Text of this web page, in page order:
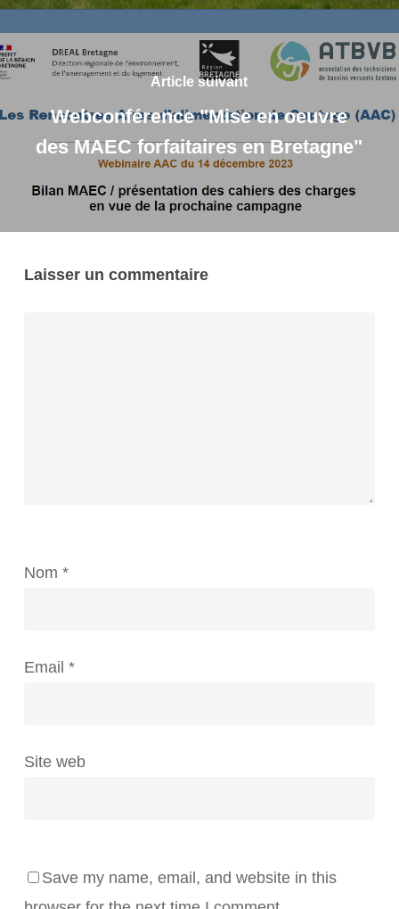
Article suivant
Webconférence "Mise en oeuvre
des MAEC forfaitaires en Bretagne"
Laisser un commentaire
Nom *
Email *
Site web
Save my name, email, and website in this